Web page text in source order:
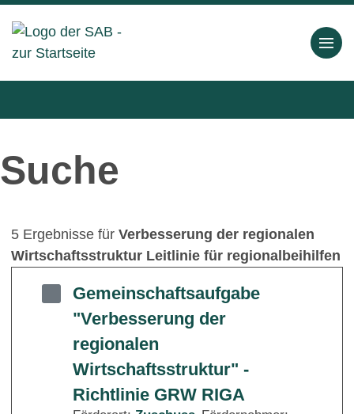
Suche
5 Ergebnisse für Verbesserung der regionalen
Wirtschaftsstruktur Leitlinie für regionalbeihilfen
Gemeinschaftsaufgabe
"Verbesserung der
regionalen
Wirtschaftsstruktur" -
Richtlinie GRW RIGA